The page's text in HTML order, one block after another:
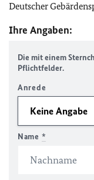
Deutscher
Ihre Angaben:
Die mit einem
Pflichtfelder.
Anrede
Name *